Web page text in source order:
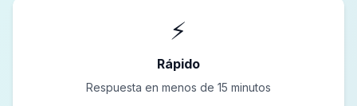
⚡
Rápido
Respuesta en menos de 15 minutos